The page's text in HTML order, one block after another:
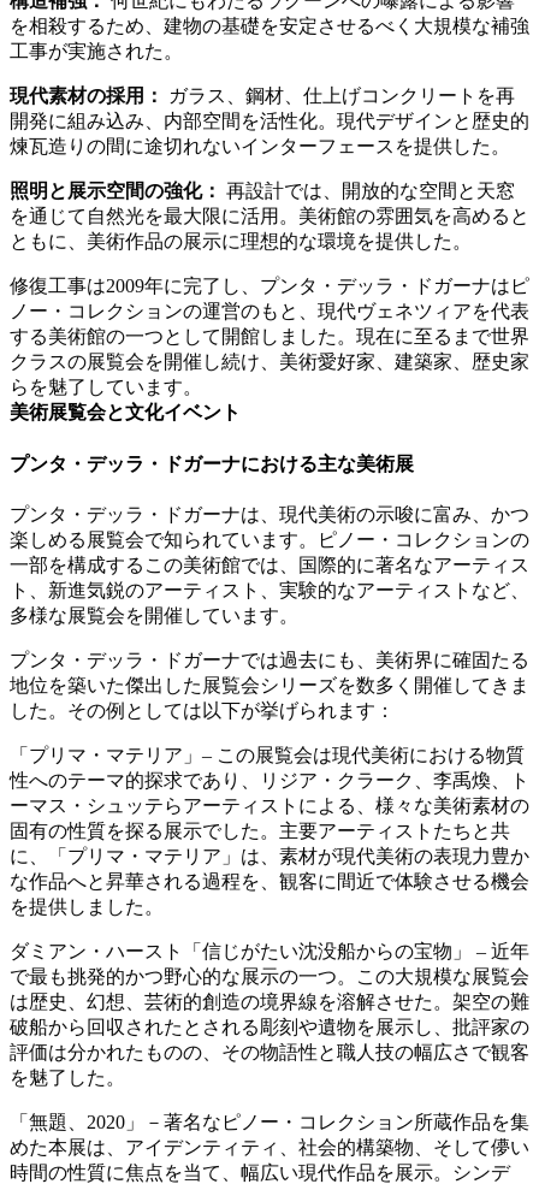
を相殺するため、建物の基礎を安定させるべく大規模な補強
工事が実施された。
現代素材の採用：
ガラス、鋼材、仕上げコンクリートを再
開発に組み込み、内部空間を活性化。現代デザインと歴史的
煉瓦造りの間に途切れないインターフェースを提供した。
照明と展示空間の強化： 再設計では、開放的な空間と天窓
を通じて自然光を最大限に活用。美術館の雰囲気を高めると
ともに、美術作品の展示に理想的な環境を提供した。
修復工事は2009年に完了し、プンタ・デッラ・ドガーナはピ
ノー・コレクションの運営のもと、現代ヴェネツィアを代表
する美術館の一つとして開館しました。現在に至るまで世界
クラスの展覧会を開催し続け、美術愛好家、建築家、歴史家
らを魅了しています。
美術展覧会と文化イベント
プンタ・デッラ・ドガーナにおける主な美術展
プンタ・デッラ・ドガーナは、現代美術の示唆に富み、かつ
楽しめる展覧会で知られています。ピノー・コレクションの
一部を構成するこの美術館では、国際的に著名なアーティス
ト、新進気鋭のアーティスト、実験的なアーティストなど、
多様な展覧会を開催しています。
プンタ・デッラ・ドガーナでは過去にも、美術界に確固たる
地位を築いた傑出した展覧会シリーズを数多く開催してきま
した。その例としては以下が挙げられます：
「プリマ・マテリア」– この展覧会は現代美術における物質
性へのテーマ的探求であり、リジア・クラーク、李禹煥、ト
ーマス・シュッテらアーティストによる、様々な美術素材の
固有の性質を探る展示でした。主要アーティストたちと共
に、「プリマ・マテリア」は、素材が現代美術の表現力豊か
な作品へと昇華される過程を、観客に間近で体験させる機会
を提供しました。
ダミアン・ハースト「信じがたい沈没船からの宝物」 – 近年
で最も挑発的かつ野心的な展示の一つ。この大規模な展覧会
は歴史、幻想、芸術的創造の境界線を溶解させた。架空の難
破船から回収されたとされる彫刻や遺物を展示し、批評家の
評価は分かれたものの、その物語性と職人技の幅広さで観客
を魅了した。
「無題、2020」－著名なピノー・コレクション所蔵作品を集
めた本展は、アイデンティティ、社会的構築物、そして儚い
時間の性質に焦点を当て、幅広い現代作品を展示。シンデ